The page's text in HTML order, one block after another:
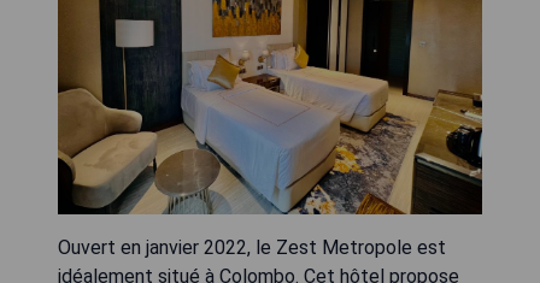
Ouvert en janvier 2022, le Zest Metropole est
idéalement situé à Colombo. Cet hôtel propose